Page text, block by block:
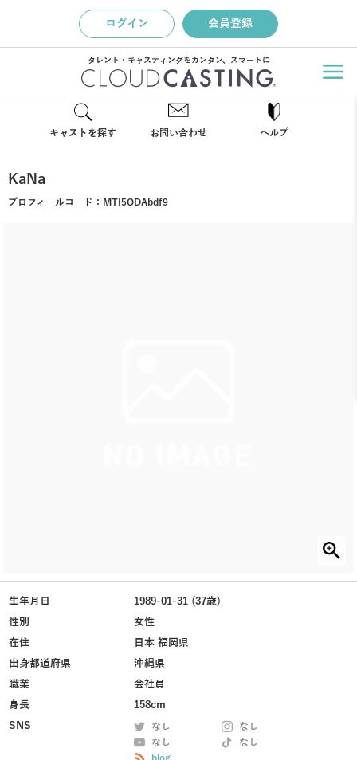
ログイン 会員登録
タレント・キャスティングをカンタン、スマートに
キャストを探す お問い合わせ ヘルプ
KaNa
プロフィールコード： MTI5ODAbdf9
生年月日
1989-01-31 (37歳)
性別
女性
在住
日本 福岡県
出身都道府県
沖縄県
職業
会社員
身長
158cm
SNS
なし
なし
なし
なし